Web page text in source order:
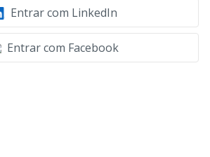
Entrar com LinkedIn
Entrar com Facebook